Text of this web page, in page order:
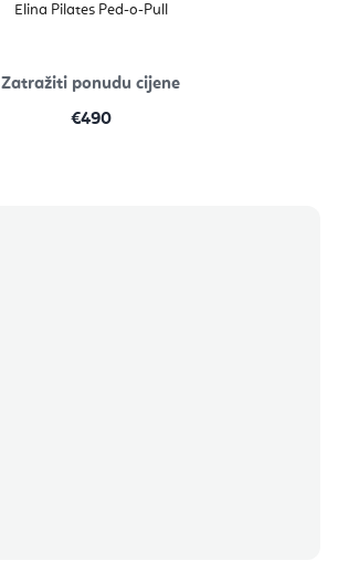
Elina Pilates Ped-o-Pull
Zatražiti ponudu cijene
€490